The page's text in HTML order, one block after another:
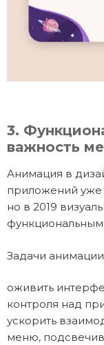
3.
важность
Анимация в
приложений уже
но в 2019
Задачи
оживить
контроля над
ускорить
меню,